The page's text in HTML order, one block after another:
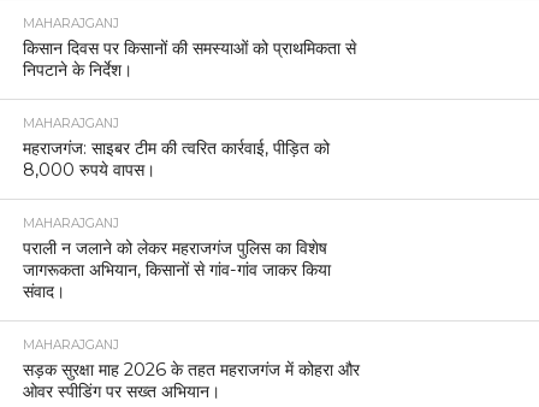
MAHARAJGANJ
किसान दिवस पर किसानों की समस्याओं को प्राथमिकता से
निपटाने के निर्देश।
MAHARAJGANJ
महराजगंज: साइबर टीम की त्वरित कार्रवाई, पीड़ित को
8,000 रुपये वापस।
MAHARAJGANJ
पराली न जलाने को लेकर महराजगंज पुलिस का विशेष
जागरूकता अभियान, किसानों से गांव-गांव जाकर किया
संवाद।
MAHARAJGANJ
सड़क सुरक्षा माह 2026 के तहत महराजगंज में कोहरा और
ओवर स्पीडिंग पर सख्त अभियान।